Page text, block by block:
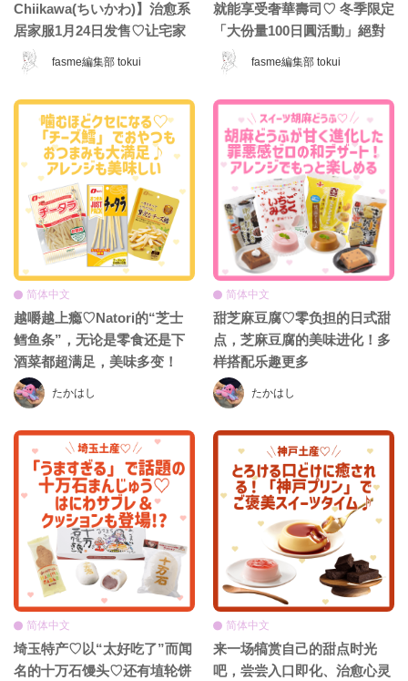
fasme編集部 tokui
Chiikawa(ちいかわ)】治愈系
居家服1月24日发售♡让宅家
时光更加可爱的一系列新品登
场！
fasme編集部 tokui
就能享受奢華壽司♡ 冬季限定
「大份量100日圓活動」絕對
不能錯過！期間限定必吃人氣
菜單一次介紹
たかはし
简体中文
越嚼越上瘾♡Natori的“芝士
鳕鱼条”，无论是零食还是下
酒菜都超满足，美味多变！
たかはし
简体中文
甜芝麻豆腐♡零负担的日式甜
点，芝麻豆腐的美味进化！多
样搭配乐趣更多
简体中文
埼玉特产♡以“太好吃了”而闻
名的十万石馒头♡还有埴轮饼
简体中文
来一场犒赏自己的甜点时光
吧，尝尝入口即化、治愈心灵